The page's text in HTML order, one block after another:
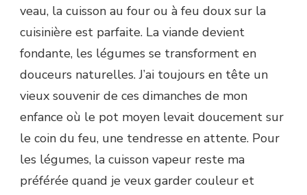
veau, la cuisson au four ou à feu doux sur la
cuisinière est parfaite. La viande devient
fondante, les légumes se transforment en
douceurs naturelles. J’ai toujours en tête un
vieux souvenir de ces dimanches de mon
enfance où le pot moyen levait doucement sur
le coin du feu, une tendresse en attente. Pour
les légumes, la cuisson vapeur reste ma
préférée quand je veux garder couleur et